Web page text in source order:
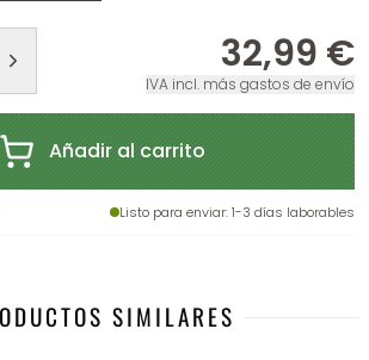
32,99 €
IVA incl. más gastos de envío
Añadir al carrito
Listo para enviar: 1-3 días laborables
SIMILARES